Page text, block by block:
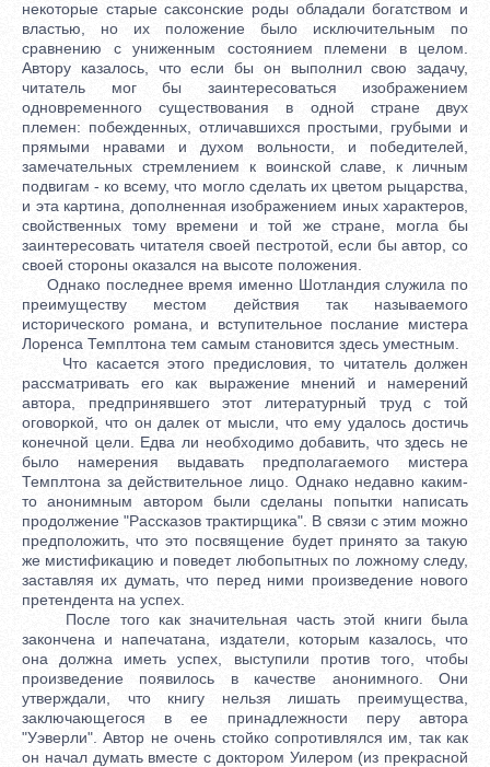
некоторые старые саксонские роды обладали богатством и
властью, но их положение было исключительным по
сравнению с униженным состоянием племени в целом.
Автору казалось, что если бы он выполнил свою задачу,
читатель мог бы заинтересоваться изображением
одновременного существования в одной стране двух
племен: побежденных, отличавшихся простыми, грубыми и
прямыми нравами и духом вольности, и победителей,
замечательных стремлением к воинской славе, к личным
подвигам - ко всему, что могло сделать их цветом рыцарства,
и эта картина, дополненная изображением иных характеров,
свойственных тому времени и той же стране, могла бы
заинтересовать читателя своей пестротой, если бы автор, со
своей стороны оказался на высоте положения.
Однако последнее время именно Шотландия служила по
преимуществу местом действия так называемого
исторического романа, и вступительное послание мистера
Лоренса Темплтона тем самым становится здесь уместным.
Что касается этого предисловия, то читатель должен
рассматривать его как выражение мнений и намерений
автора, предпринявшего этот литературный труд с той
оговоркой, что он далек от мысли, что ему удалось достичь
конечной цели. Едва ли необходимо добавить, что здесь не
было намерения выдавать предполагаемого мистера
Темплтона за действительное лицо. Однако недавно каким-
то анонимным автором были сделаны попытки написать
продолжение "Рассказов трактирщика". В связи с этим можно
предположить, что это посвящение будет принято за такую
же мистификацию и поведет любопытных по ложному следу,
заставляя их думать, что перед ними произведение нового
претендента на успех.
После того как значительная часть этой книги была
закончена и напечатана, издатели, которым казалось, что
она должна иметь успех, выступили против того, чтобы
произведение появилось в качестве анонимного. Они
утверждали, что книгу нельзя лишать преимущества,
заключающегося в ее принадлежности перу автора
"Уэверли". Автор не очень стойко сопротивлялся им, так как
он начал думать вместе с доктором Уилером (из прекрасной